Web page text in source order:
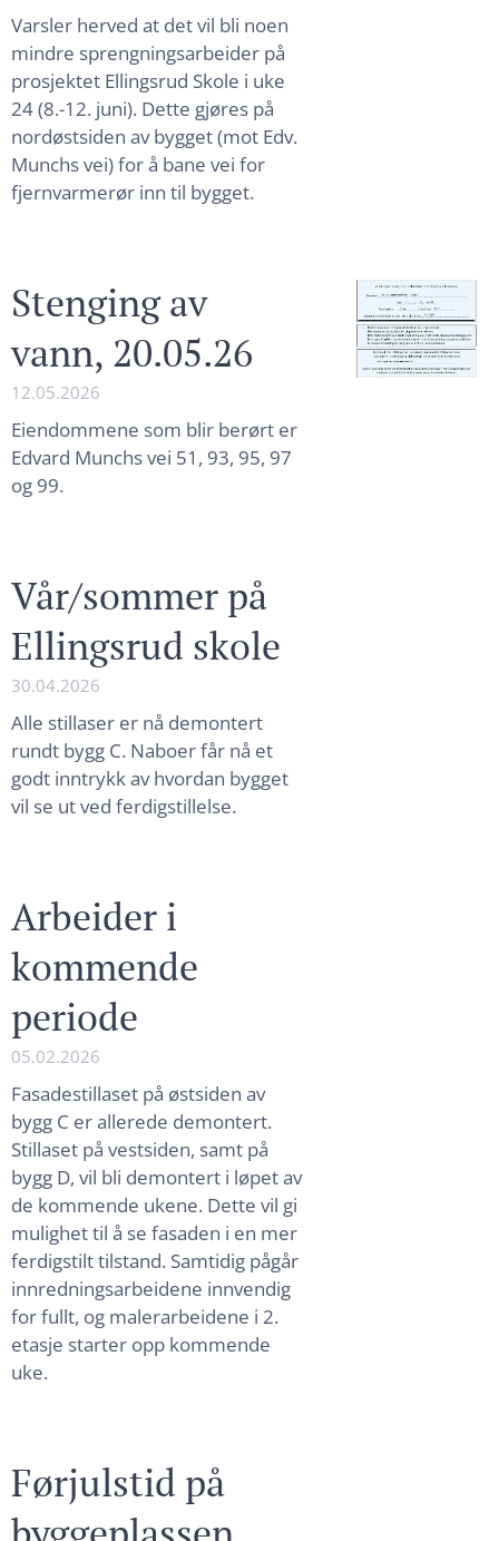
Varsler herved at det vil bli noen
mindre sprengningsarbeider på
prosjektet Ellingsrud Skole i uke
24 (8.-12. juni). Dette gjøres på
nordøstsiden av bygget (mot Edv.
Munchs vei) for å bane vei for
fjernvarmerør inn til bygget.
Stenging av
vann, 20.05.26
12.05.2026
Eiendommene som blir berørt er
Edvard Munchs vei 51, 93, 95, 97
og 99.
Vår/sommer på
Ellingsrud skole
30.04.2026
Alle stillaser er nå demontert
rundt bygg C. Naboer får nå et
godt inntrykk av hvordan bygget
vil se ut ved ferdigstillelse.
Arbeider i
kommende
periode
05.02.2026
Fasadestillaset på østsiden av
bygg C er allerede demontert.
Stillaset på vestsiden, samt på
bygg D, vil bli demontert i løpet av
de kommende ukene. Dette vil gi
mulighet til å se fasaden i en mer
ferdigstilt tilstand. Samtidig pågår
innredningsarbeidene innvendig
for fullt, og malerarbeidene i 2.
etasje starter opp kommende
uke.
Førjulstid på